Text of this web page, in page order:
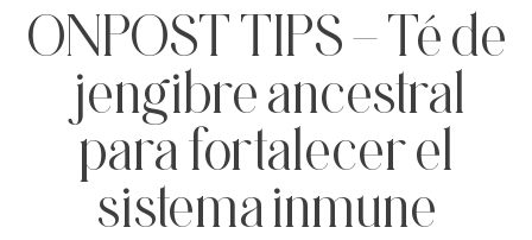
ONPOST TIPS – Té de
jengibre ancestral
para fortalecer el
sistema inmune